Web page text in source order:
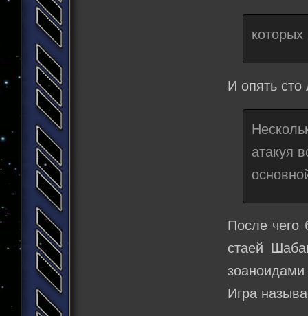
которых
И опять
атакуя
После чего
стаей
Игра